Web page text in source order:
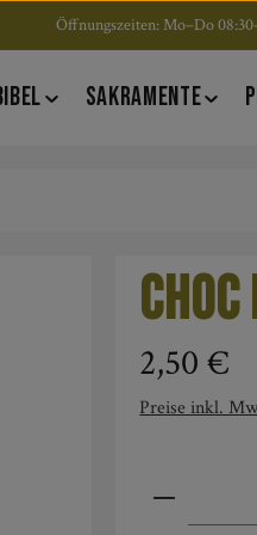
Öffnungszeiten: Mo–Do
SAKRAMENTE
Regulärer
2,50 €
Preise inkl.
Produkt